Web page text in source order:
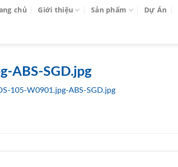
chủ Giới thiệu Sản phẩm Dự Án
ABS-SGD.jpg
105-W0901.jpg-ABS-SGD.jpg